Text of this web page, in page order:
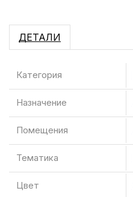
ДЕТАЛИ
Категория
Назначение
Помещения
Тематика
Цвет